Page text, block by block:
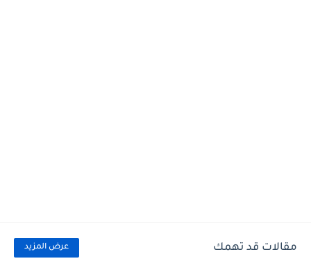
مقالات قد تهمك عرض المزيد